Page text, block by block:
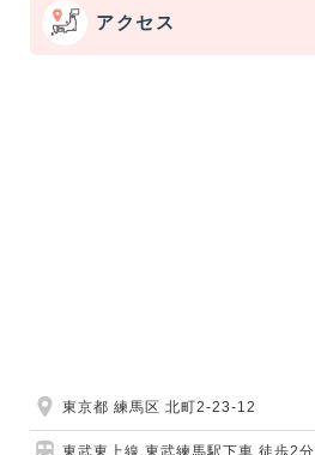
アクセス
東京都 練馬区 北町2-23-12
東武東上線 東武練馬駅下車 徒歩2分